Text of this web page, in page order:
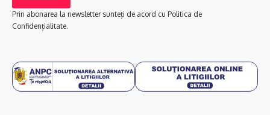
Prin abonarea la newsletter sunteți de acord cu Politica de
Confidențialitate.